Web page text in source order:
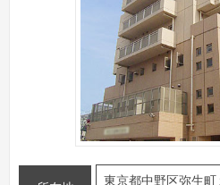
東京都中野区弥生町